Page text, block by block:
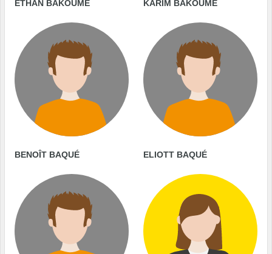
ETHAN BAKOUMÉ KARIM BAKOUME
BENOÎT BAQUÉ ELIOTT BAQUÉ